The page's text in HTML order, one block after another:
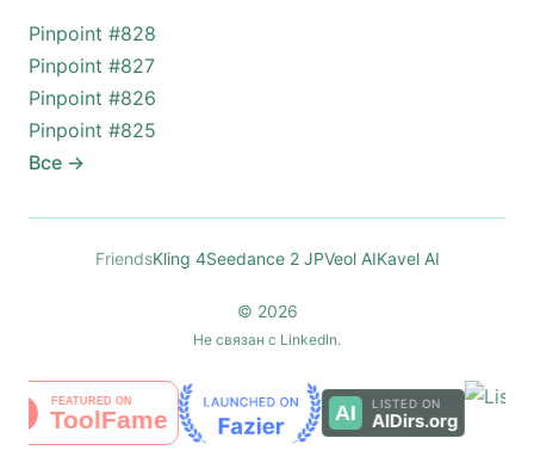
Pinpoint #828
Pinpoint #827
Pinpoint #826
Pinpoint #825
Все →
FriendsKling 4Seedance 2 JPVeol AIKavel AI
© 2026
Не связан с LinkedIn.